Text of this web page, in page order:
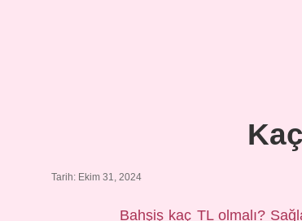
Tarih: Ekim 31, 2024
Bahşiş kaç TL olmalı?